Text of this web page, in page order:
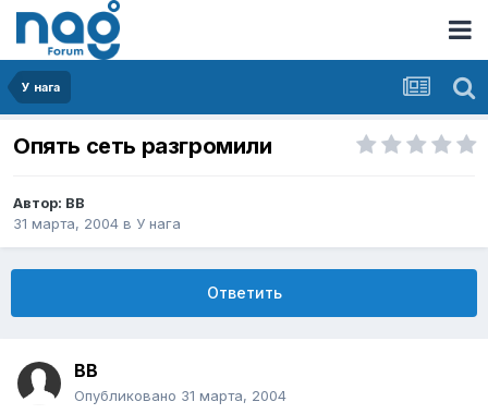
У нага
Опять сеть разгромили
Автор: BB
31 марта, 2004 в У нага
Ответить
BB
Опубликовано 31 марта, 2004